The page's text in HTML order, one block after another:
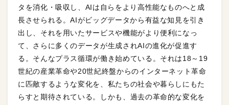
タを消化・吸収し、AIは自らをより高性能なものへと成
長させられる。AIがビッグデータから有益な知見を引き
出し、それを用いたサービスや機能がより便利になっ
て、さらに多くのデータが生成されAIの進化が促進す
る。そんなプラス循環が働き始めている。それは18～19
世紀の産業革命や20世紀終盤からのインターネット革命
に匹敵するような変化を、私たちの社会や暮らしにもた
らすと期待されている。しかも、過去の革命的な変化を